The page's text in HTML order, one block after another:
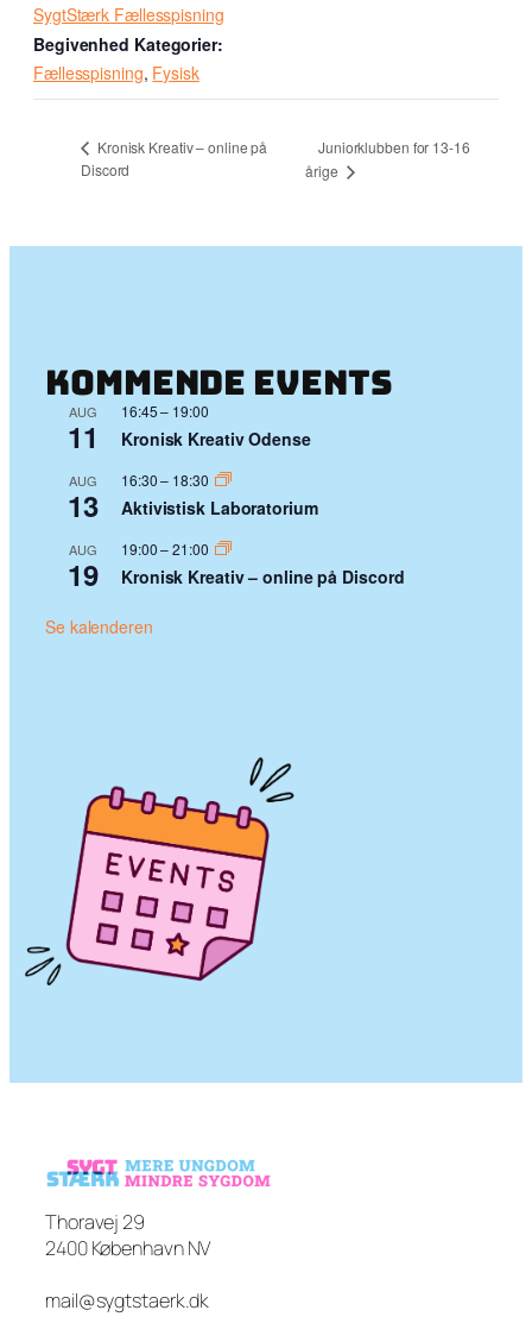
SygtStærk Fællesspisning
Begivenhed Kategorier:
Fællesspisning, Fysisk
Kronisk Kreativ – online på
Discord
Juniorklubben for 13-16
årige
Kommende events
AUG
11
16:45– 19:00
Kronisk Kreativ Odense
AUG
13
16:30– 18:30
Aktivistisk Laboratorium
AUG
19
19:00–21:00
Kronisk Kreativ – online på Discord
Se kalenderen
Thoravej 29
2400 København NV
mail@sygtstaerk.dk